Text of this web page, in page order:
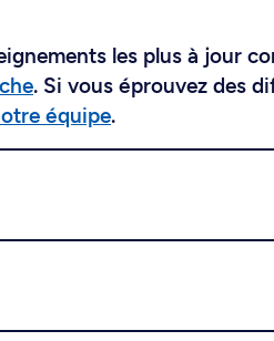
les plus à jour
. Si vous éprouvez des
équipe.